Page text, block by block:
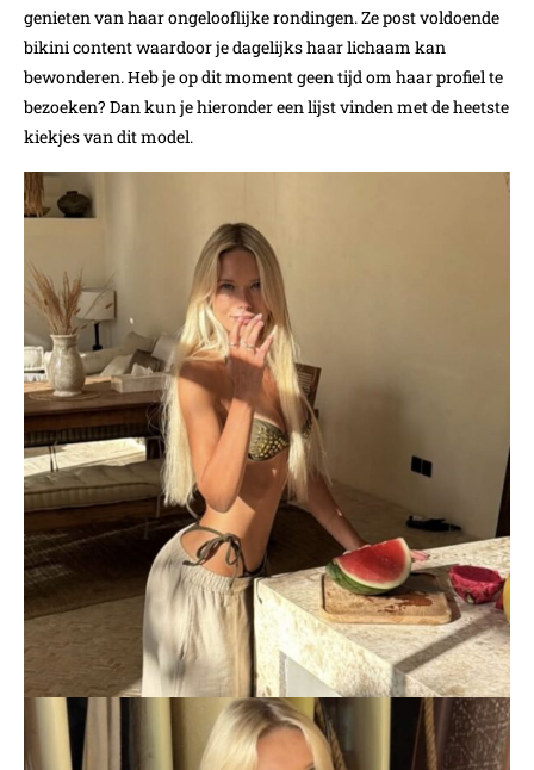
genieten van haar ongelooflijke rondingen. Ze post voldoende
bikini content waardoor je dagelijks haar lichaam kan
bewonderen. Heb je op dit moment geen tijd om haar profiel te
bezoeken? Dan kun je hieronder een lijst vinden met de heetste
kiekjes van dit model.